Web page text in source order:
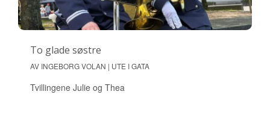
To glade søstre
AV INGEBORG VOLAN | UTE I GATA
Tvillingene Julie og Thea